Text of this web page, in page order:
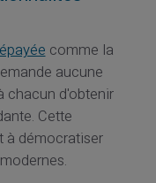
comme la
aucune
chacun d'obtenir
Cette
à démocratiser